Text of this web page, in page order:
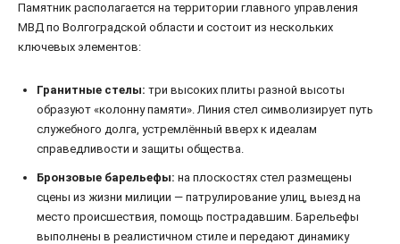
Памятник располагается на территории главного управления
МВД по Волгоградской области и состоит из нескольких
ключевых элементов:
Гранитные стелы: три высоких плиты разной высоты
образуют «колонну памяти». Линия стел символизирует путь
служебного долга, устремлённый вверх к идеалам
справедливости и защиты общества.
Бронзовые барельефы: на плоскостях стел размещены
сцены из жизни милиции — патрулирование улиц, выезд на
место происшествия, помощь пострадавшим. Барельефы
выполнены в реалистичном стиле и передают динамику